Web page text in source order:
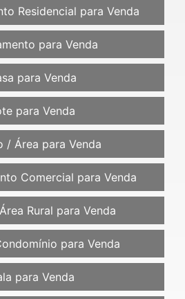
Residencial para Venda
para Venda
para Venda
para Venda
/ Área para Venda
Comercial para Venda
Rural para Venda
para Venda
para Venda